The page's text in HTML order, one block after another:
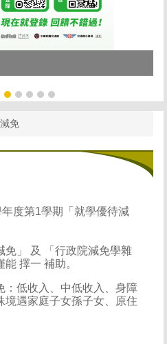
免
度第1學期「就學優待減
免」 及 「行政院減免學雜
擇一 補助。
：低收入、中低收入、身障
境遇家庭子女孫子女、原住